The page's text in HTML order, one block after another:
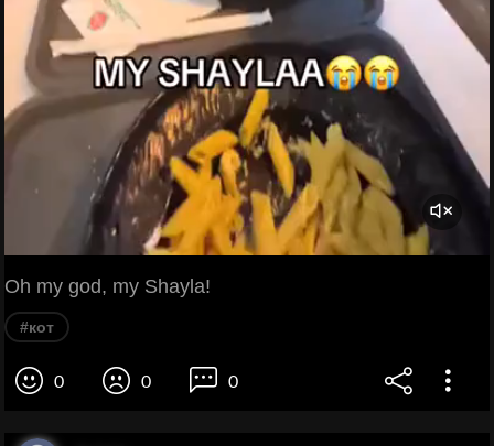
Oh my god, my Shayla!
#кот
0 0 0